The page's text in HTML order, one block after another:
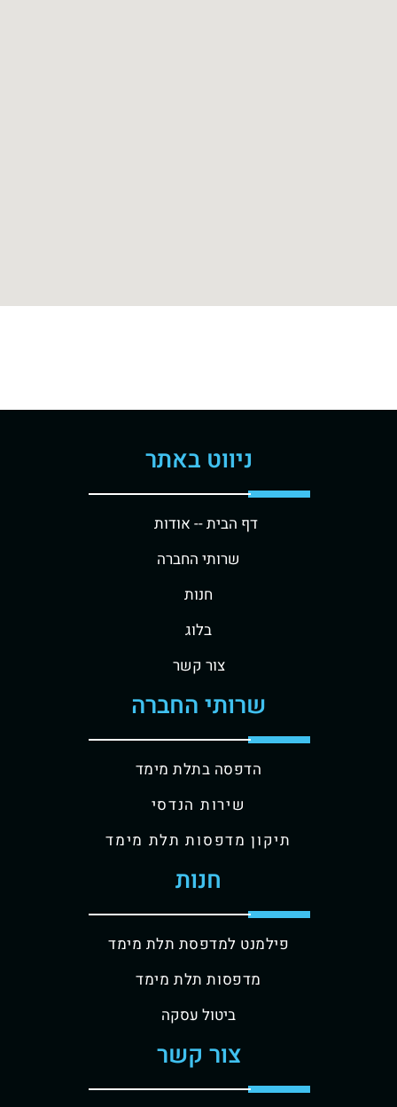
ניווט באתר
דף הבית -- אודות
שרותי החברה
חנות
בלוג
צור קשר
שרותי החברה
הדפסה בתלת מימד
שירות הנדסי
תיקון מדפסות תלת מימד
חנות
פילמנט למדפסת תלת מימד
מדפסות תלת מימד
ביטול עסקה
צור קשר